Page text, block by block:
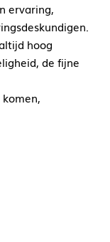
ervaring,
hoog
de fijne